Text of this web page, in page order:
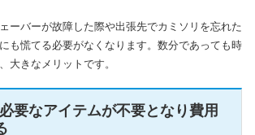
ーバーが故障した際や出張先でカミソリを忘れた
も慌てる必要がなくなります。数分であっても時
大きなメリットです。
なアイテムが不要となり費用